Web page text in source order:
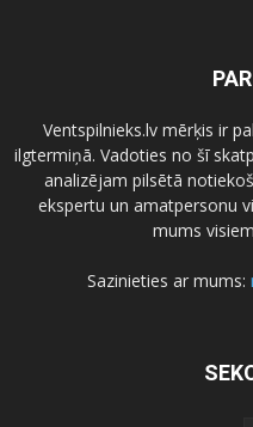
Ventspilnieks.lv mērķis ir
ilgtermiņā. Vadoties no šī
analizējam pilsētā
ekspertu un amatpersonu
mums
Sazinieties ar mums: